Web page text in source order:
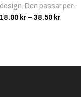
design. Den passar per...
18.00 kr – 38.50 kr